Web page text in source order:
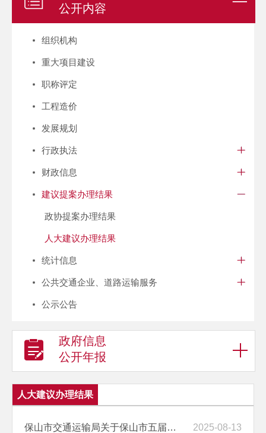
公开内容
组织机构
重大项目建设
职称评定
工程造价
发展规划
行政执法
财政信息
建议提案办理结果
政协提案办理结果
人大建议办理结果
统计信息
公共交通企业、道路运输服务
公示公告
政府信息
公开年报
人大建议办理结果
保山市交通运输局关于保山市五届人大五次会议第 JY050005050022号建议答... 2025-08-13